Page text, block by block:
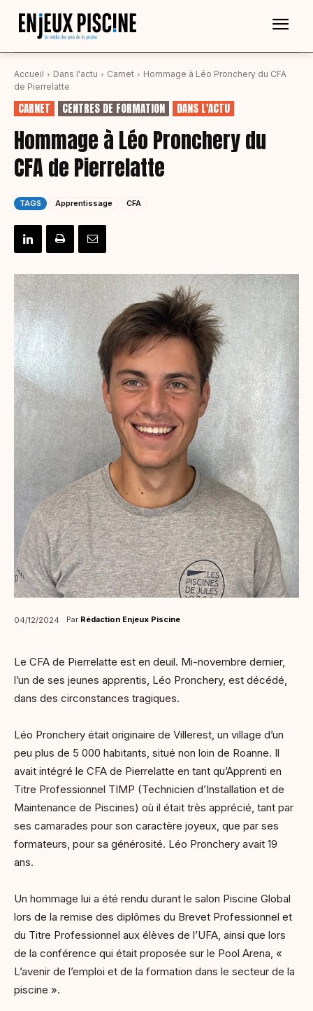
Accueil Dans l'actu Carnet
Hommage à Léo Pronchery du CFA
de Pierrelatte
CARNET CENTRES DE FORMATION DANS L'ACTU
Hommage à Léo Pronchery du
CFA de Pierrelatte
TAGS Apprentissage CFA
04/12/2024 Par Rédaction Enjeux Piscine
Le CFA de Pierrelatte est en deuil. Mi-novembre dernier,
l’un de ses jeunes apprentis, Léo Pronchery, est décédé,
dans des circonstances tragiques.
Léo Pronchery était originaire de Villerest, un village d’un
peu plus de 5 000 habitants, situé non loin de Roanne. Il
avait intégré le CFA de Pierrelatte en tant qu’Apprenti en
Titre Professionnel TIMP (Technicien d’Installation et de
Maintenance de Piscines) où il était très apprécié, tant par
ses camarades pour son caractère joyeux, que par ses
formateurs, pour sa générosité. Léo Pronchery avait 19
ans.
Un hommage lui a été rendu durant le salon Piscine Global
lors de la remise des diplômes du Brevet Professionnel et
du Titre Professionnel aux élèves de l’UFA, ainsi que lors
de la conférence qui était proposée sur le Pool Arena, «
L’avenir de l’emploi et de la formation dans le secteur de la
piscine ».